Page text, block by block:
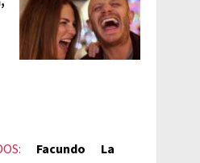
Facundo
La